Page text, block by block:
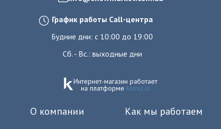
График работы Call-центра
Будние дни: с 10:00 до 19:00
Сб. - Вс.: выходные дни
Интернет-магазин работает
на платформе komiz.io
О компании Как мы работаем